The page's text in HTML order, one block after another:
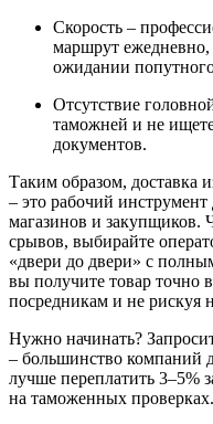
Скорость –
маршрут ежедневно,
ожидании
Отсутствие
таможней и не
документов.
Таким образом, доставка
– это рабочий инструмент
магазинов и закупщиков.
срывов, выбирайте
«двери до двери» с
вы получите товар точно
посредникам и не рискуя
Нужно начинать?
– большинство компаний
лучше переплатить 3–5%
на таможенных проверках.